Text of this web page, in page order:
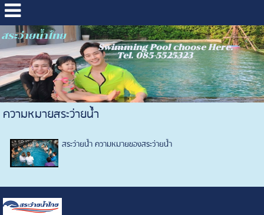
สระว่ายน้ำไทย
Swimming Pool choose Here.
Tel. 085-5525323
ความหมายสระว่ายน้ำ
สระว่ายน้ำ ความหมายของสระว่ายน้ำ